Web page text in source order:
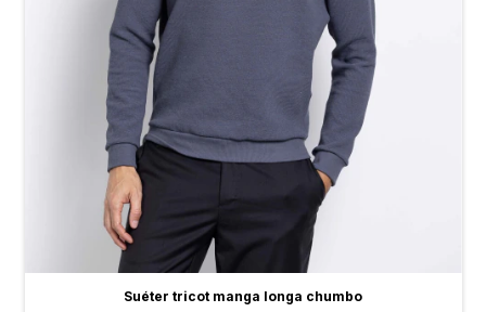
Suéter tricot manga longa chumbo